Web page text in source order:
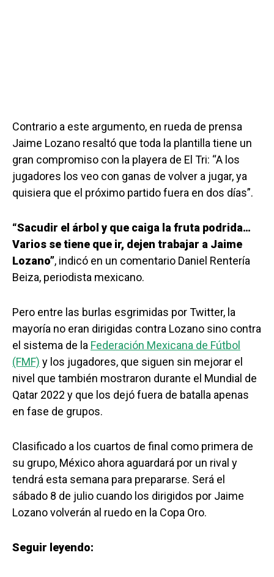
Contrario a este argumento, en rueda de prensa
Jaime Lozano resaltó que toda la plantilla tiene un
gran compromiso con la playera de El Tri: “A los
jugadores los veo con ganas de volver a jugar, ya
quisiera que el próximo partido fuera en dos días”.
“Sacudir el árbol y que caiga la fruta podrida…
Varios se tiene que ir, dejen trabajar a Jaime
Lozano”, indicó en un comentario Daniel Rentería
Beiza, periodista mexicano.
Pero entre las burlas esgrimidas por Twitter, la
mayoría no eran dirigidas contra Lozano sino contra
el sistema de la Federación Mexicana de Fútbol
(FMF) y los jugadores, que siguen sin mejorar el
nivel que también mostraron durante el Mundial de
Qatar 2022 y que los dejó fuera de batalla apenas
en fase de grupos.
Clasificado a los cuartos de final como primera de
su grupo, México ahora aguardará por un rival y
tendrá esta semana para prepararse. Será el
sábado 8 de julio cuando los dirigidos por Jaime
Lozano volverán al ruedo en la Copa Oro.
Seguir leyendo: